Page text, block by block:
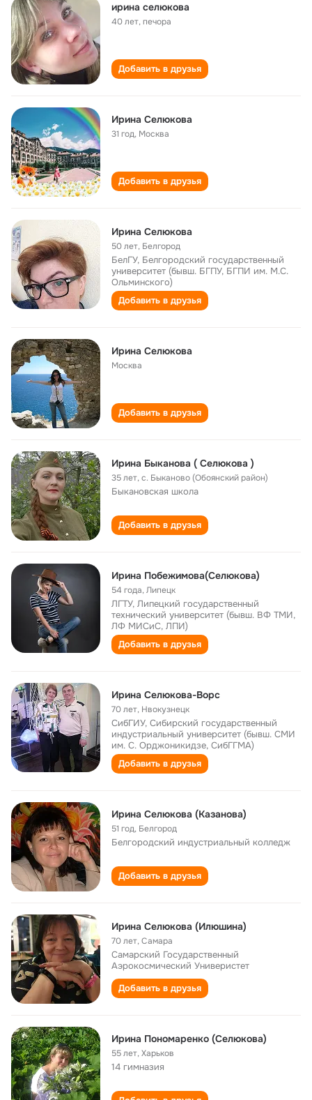
ирина селюкова
40 лет,печора
Добавить в друзья
Ирина Селюкова
31 год, Москва
Добавить в друзья
Ирина Селюкова
50 лет, Белгород
БелГУ, Белгородский государственный
университет (бывш. БГПУ, БГПИ им. М.С.
Ольминского)
Добавить в друзья
Ирина Селюкова
Москва
Добавить в друзья
Ирина Быканова ( Селюкова )
35 лет,с. Быканово (Обоянский район)
Быкановская школа
Добавить в друзья
Ирина Побежимова(Селюкова)
54 года,Липецк
ЛГТУ, Липецкий государственный
технический университет (бывш. ВФ ТМИ,
ЛФ МИСиС, ЛПИ)
Добавить в друзья
Ирина Селюкова-Ворс
70 лет, Нвокузнецк
СибГИУ, Сибирский государственный
индустриальный университет (бывш. СМИ
им. С. Орджоникидзе, СибГГМА)
Добавить в друзья
Ирина Селюкова (Казанова)
51 год, Белгород
Белгородский индустриальный колледж
Добавить в друзья
Ирина Селюкова (Илюшина)
70 лет,Самара
Самарский Государственный
Аэрокосмический Универистет
Добавить в друзья
Ирина Пономаренко (Селюкова)
55 лет,Харьков
14 гимназия